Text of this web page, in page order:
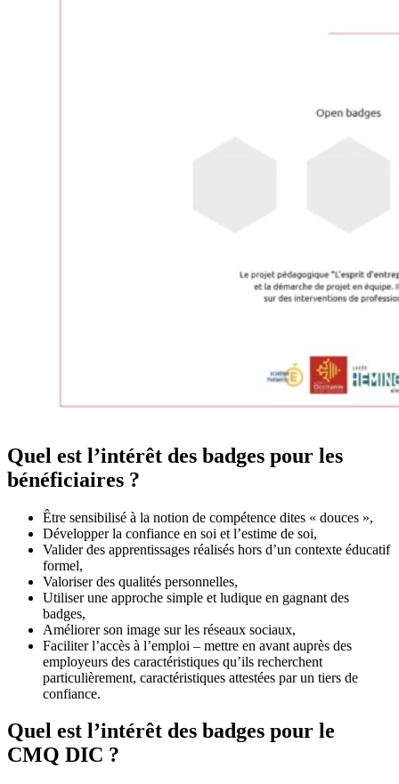
Quel est l’intérêt des badges pour les
bénéficiaires ?
Être sensibilisé à la notion de compétence dites « douces »,
Développer la confiance en soi et l’estime de soi,
Valider des apprentissages réalisés hors d’un contexte éducatif
formel,
Valoriser des qualités personnelles,
Utiliser une approche simple et ludique en gagnant des
badges,
Améliorer son image sur les réseaux sociaux,
Faciliter l’accès à l’emploi – mettre en avant auprès des
employeurs des caractéristiques qu’ils recherchent
particulièrement, caractéristiques attestées par un tiers de
confiance.
Quel est l’intérêt des badges pour le
CMQ DIC ?